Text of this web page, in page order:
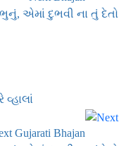
એમાં દુભવી ના તું દેતો
Gujarati Bhajan